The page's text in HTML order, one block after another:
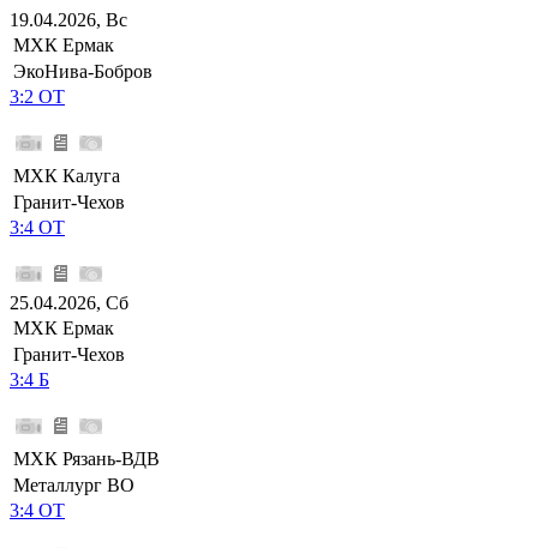
19.04.2026, Вс
МХК Ермак
ЭкоНива-Бобров
3:2 ОТ
МХК Калуга
Гранит-Чехов
3:4 ОТ
25.04.2026, Сб
МХК Ермак
Гранит-Чехов
3:4 Б
МХК Рязань-ВДВ
Металлург ВО
3:4 ОТ